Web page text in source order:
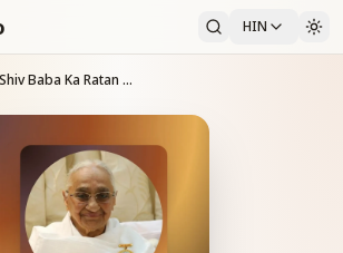
HIN
Ratnagar Shiv Baba Ka Ratan Shraddanjali